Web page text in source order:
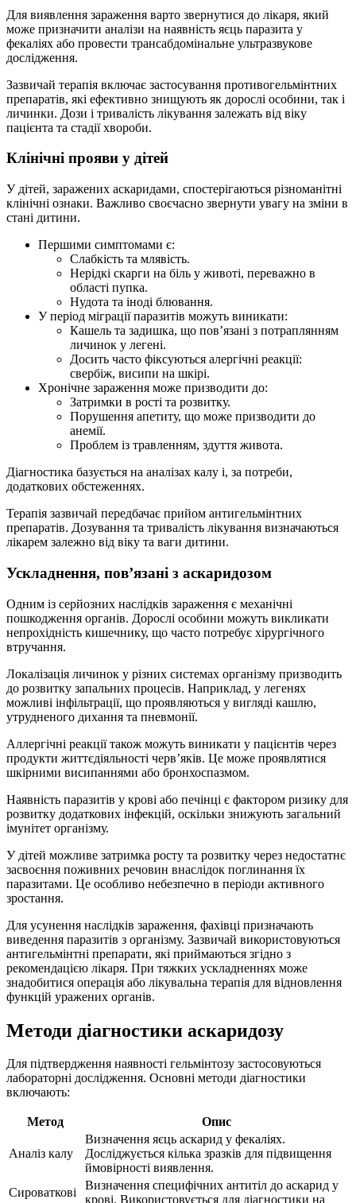
Для виявлення зараження варто звернутися до лікаря, який
може призначити аналізи на наявність яєць паразита у
фекаліях або провести трансабдомінальне ультразвукове
дослідження.
Зазвичай терапія включає застосування противогельмінтних
препаратів, які ефективно знищують як дорослі особини, так і
личинки. Дози і тривалість лікування залежать від віку
пацієнта та стадії хвороби.
Клінічні прояви у дітей
У дітей, заражених аскаридами, спостерігаються різноманітні
клінічні ознаки. Важливо своєчасно звернути увагу на зміни в
стані дитини.
Першими симптомами є:
Слабкість та млявість.
Нерідкі скарги на біль у животі, переважно в
області пупка.
Нудота та іноді блювання.
У період міграції паразитів можуть виникати:
Кашель та задишка, що пов’язані з потраплянням
личинок у легені.
Досить часто фіксуються алергічні реакції:
свербіж, висипи на шкірі.
Хронічне зараження може призводити до:
Затримки в рості та розвитку.
Порушення апетиту, що може призводити до
анемії.
Проблем із травленням, здуття живота.
Діагностика базується на аналізах калу і, за потреби,
додаткових обстеженнях.
Терапія зазвичай передбачає прийом антигельмінтних
препаратів. Дозування та тривалість лікування визначаються
лікарем залежно від віку та ваги дитини.
Ускладнення, пов’язані з аскаридозом
Одним із серйозних наслідків зараження є механічні
пошкодження органів. Дорослі особини можуть викликати
непрохідність кишечнику, що часто потребує хірургічного
втручання.
Локалізація личинок у різних системах організму призводить
до розвитку запальних процесів. Наприклад, у легенях
можливі інфільтрації, що проявляються у вигляді кашлю,
утрудненого дихання та пневмонії.
Аллергічні реакції також можуть виникати у пацієнтів через
продукти життєдіяльності черв’яків. Це може проявлятися
шкірними висипаннями або бронхоспазмом.
Наявність паразитів у крові або печінці є фактором ризику для
розвитку додаткових інфекцій, оскільки знижують загальний
імунітет організму.
У дітей можливе затримка росту та розвитку через недостатнє
засвоєння поживних речовин внаслідок поглинання їх
паразитами. Це особливо небезпечно в періоди активного
зростання.
Для усунення наслідків зараження, фахівці призначають
виведення паразитів з організму. Зазвичай використовуються
антигельмінтні препарати, які приймаються згідно з
рекомендацією лікаря. При тяжких ускладненнях може
знадобитися операція або лікувальна терапія для відновлення
функцій уражених органів.
Методи діагностики аскаридозу
Для підтвердження наявності гельмінтозу застосовуються
лабораторні дослідження. Основні методи діагностики
включають:
Метод Опис
Аналіз калу
Визначення яєць аскарид у фекаліях.
Досліджується кілька зразків для підвищення
ймовірності виявлення.
Сироваткові
Визначення специфічних антитіл до аскарид у
крові. Використовується для діагностики на